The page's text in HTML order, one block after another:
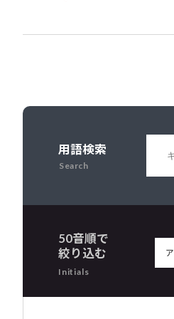
用語検索
Search
50音順で
絞り込む
Initials
ア